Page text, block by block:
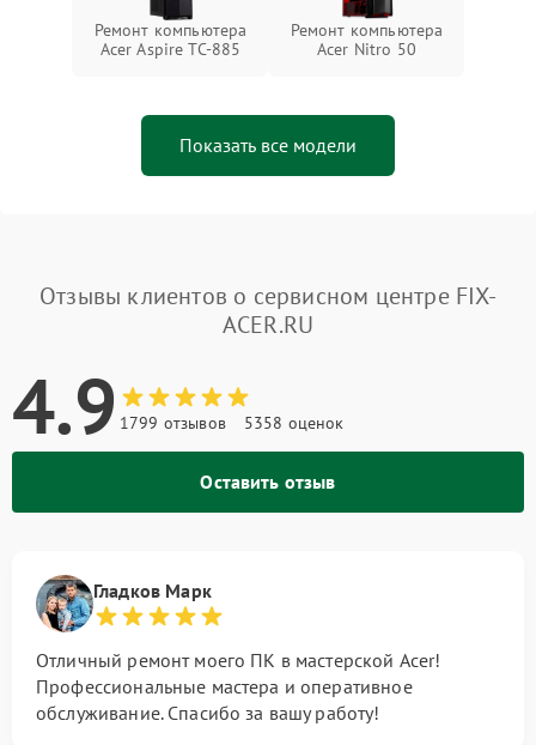
Ремонт компьютера
Acer Aspire TC-885
Ремонт компьютера
Acer Nitro 50
Показать все модели
Отзывы клиентов о сервисном центре FIX-
ACER.RU
4.9 1799 отзывов 5358 оценок
Оставить отзыв
Гладков Марк
Отличный ремонт моего ПК в мастерской Acer!
Профессиональные мастера и оперативное
обслуживание. Спасибо за вашу работу!